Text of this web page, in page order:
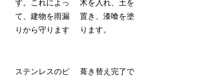
す。
これによっ
て、建物を雨漏
りから守ります
木を入れ、土を
置き、漆喰を塗
ります。
ステンレスのビ
葺き替え完了で